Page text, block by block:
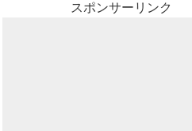
スポンサーリンク